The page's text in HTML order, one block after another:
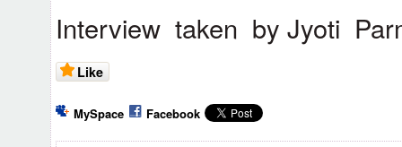
Interview taken by Jyoti
Like
MySpace Facebook